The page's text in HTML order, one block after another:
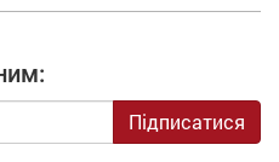
Підписатися